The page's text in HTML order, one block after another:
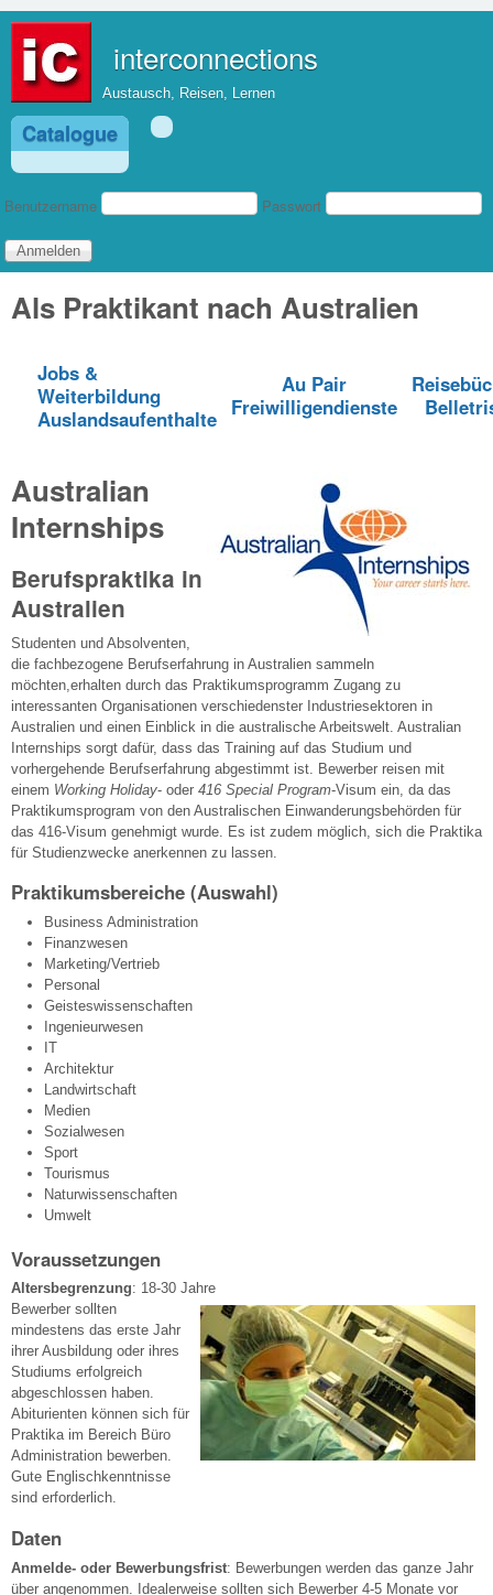
interconnections
Austausch, Reisen, Lernen
Catalogue
Benutzeranmeldung
Benutzername Passwort
Als Praktikant nach Australien
Jobs &
Weiterbildung
Auslandsaufenthalte
Au Pair
Freiwilligendienste
Australian
Internships
Berufspraktika in
Australien
Studenten und Absolventen,
die fachbezogene Berufserfahrung in Australien sammeln
möchten,erhalten durch das Praktikumsprogramm Zugang zu
interessanten Organisationen verschiedenster Industriesektoren in
Australien und einen Einblick in die australische Arbeitswelt. Australian
Internships sorgt dafür, dass das Training auf das Studium und
vorhergehende Berufserfahrung abgestimmt ist. Bewerber reisen mit
einem Working Holiday- oder 416 Special Program-Visum ein, da das
Praktikumsprogram von den Australischen Einwanderungsbehörden für
das 416-Visum genehmigt wurde. Es ist zudem möglich, sich die Praktika
für Studienzwecke anerkennen zu lassen.
Praktikumsbereiche (Auswahl)
Business Administration
Finanzwesen
Marketing/Vertrieb
Personal
Geisteswissenschaften
Ingenieurwesen
IT
Architektur
Landwirtschaft
Medien
Sozialwesen
Sport
Tourismus
Naturwissenschaften
Umwelt
Voraussetzungen
Altersbegrenzung: 18-30 Jahre
Bewerber sollten
mindestens das erste Jahr
ihrer Ausbildung oder ihres
Studiums erfolgreich
abgeschlossen haben.
Abiturienten können sich für
Praktika im Bereich Büro
Administration bewerben.
Gute Englischkenntnisse
sind erforderlich.
Daten
Anmelde- oder Bewerbungsfrist: Bewerbungen werden das ganze Jahr
über angenommen. Idealerweise sollten sich Bewerber 4-5 Monate vor